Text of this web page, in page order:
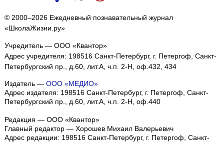
© 2000–2026 Ежедневный познавательный журнал
«ШколаЖизни.ру»
Учредитель — ООО «Квантор»
Адрес учредителя: 198516 Санкт-Петербург, г. Петергоф, Санкт-
Петербургский пр., д.60, лит.А, ч.п. 2-Н, оф.432, 434
Издатель — ООО «МЕДИО»
Адрес издателя: 198516 Санкт-Петербург, г. Петергоф, Санкт-
Петербургский пр., д.60, лит.А, ч.п. 2-Н, оф.440
Редакция — ООО «Квантор»
Главный редактор — Хорошев Михаил Валерьевич
Адрес редакции: 198516 Санкт-Петербург, г. Петергоф, Санкт-
Подробнее ПРИНЯТЬ